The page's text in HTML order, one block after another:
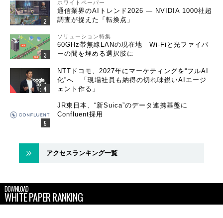
ホワイトペーパー
通信業界のAIトレンド2026 ― NVIDIA 1000社超
調査が捉えた「転換点」
ソリューション特集
60GHz帯無線LANの現在地 Wi-Fiと光ファイバ
ーの間を埋める選択肢に
NTTドコモ、2027年にマーケティングを“フルAI
化”へ 「現場社員も納得の切れ味鋭いAIエージ
ェント作る」
JR東日本、“新Suica”のデータ連携基盤に
Confluent採用
アクセスランキング一覧
DOWNLOAD
WHITE PAPER RANKING